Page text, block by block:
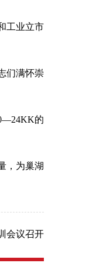
工业立市
们满怀崇
的
，为巢湖
会议召开